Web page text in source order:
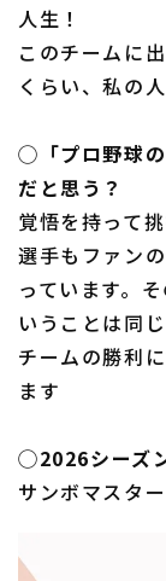
人生！
このチームに
くらい、私の
◯「プロ野球
だと思う？
覚悟を持って挑
選手もファン
っています。
いうことは同
チームの勝利
ます
◯2026シーズ
サンボマスタ